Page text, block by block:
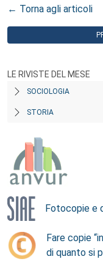
← Torna agli articoli
LE RIVISTE DEL MESE
SOCIOLOGIA
STORIA
Fotocopie e
Fare copie
di quanto si